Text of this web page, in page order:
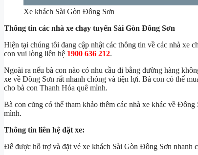
Xe khách Sài Gòn Đông Sơn
Thông tin các nhà xe chạy tuyến Sài Gòn Đông Sơn
Hiện tại chúng tôi đang cập nhật các thông tin về các nhà xe
con vui lòng liên hệ 1900 636 212.
Ngoài ra nếu bà con nào có nhu cầu đi bằng đường hàng
xe về Đông Sơn rất nhanh chóng và tiện lợi. Bà con có thể
cho bà con Thanh Hóa quê mình.
Bà con cũng có thể tham khảo thêm các nhà xe khác về Đông
mình.
Thông tin liên hệ đặt xe:
Để được hỗ trợ và đặt vé xe khách Sài Gòn Đông Sơn nhanh